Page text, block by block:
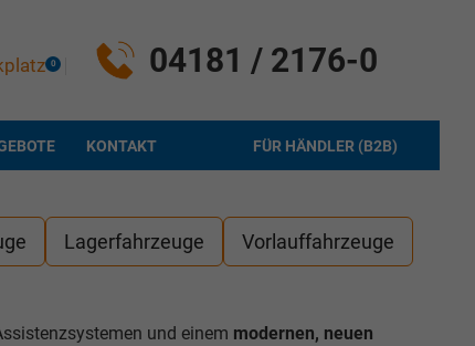
04181 / 2176-0
0
FÜR HÄNDLER (B2B)
KONTAKT
Lagerfahrzeuge Vorlauffahrzeuge
und einem modernen, neuen